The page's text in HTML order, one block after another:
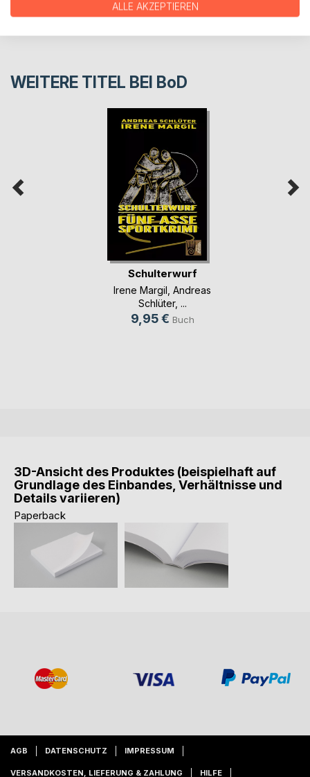
WEITERE TITEL BEI BoD
Schulterwurf
Irene Margil Andreas
Schlüter, ...
9,95 € Buch
3D-Ansicht des Produktes (beispielhaft auf
Grundlage des Einbandes, Verhältnisse und
Details variieren)
Paperback
AGB DATENSCHUTZ IMPRESSUM
VERSANDKOSTEN, LIEFERUNG & ZAHLUNG HILFE
ALLE AKZEPTIEREN